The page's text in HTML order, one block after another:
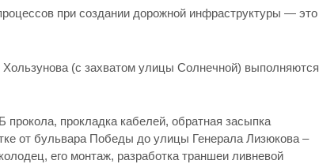
при создании дорожной инфраструктуры — это
(с захватом улицы Солнечной) выполняются
прокладка кабелей, обратная засыпка
от бульвара Победы до улицы Генерала Лизюкова –
его монтаж, разработка траншеи ливневой